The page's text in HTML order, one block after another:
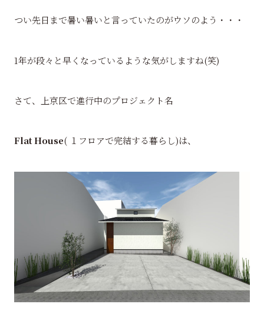
つい先日まで暑い暑いと言っていたのがウソのよう・・・
1年が段々と早くなっているような気がしますね(笑)
さて、上京区で進行中のプロジェクト名
Flat House( １フロアで完結する暮らし)は、